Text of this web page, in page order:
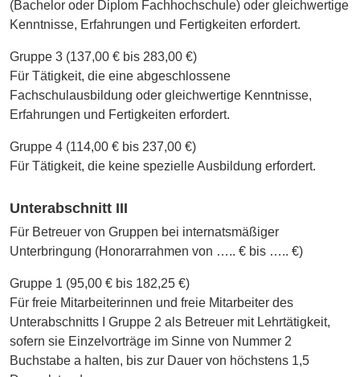
(Bachelor oder Diplom Fachhochschule) oder gleichwertige
Kenntnisse, Erfahrungen und Fertigkeiten erfordert.
Gruppe 3 (137,00 € bis 283,00 €)
Für Tätigkeit, die eine abgeschlossene
Fachschulausbildung oder gleichwertige Kenntnisse,
Erfahrungen und Fertigkeiten erfordert.
Gruppe 4 (114,00 € bis 237,00 €)
Für Tätigkeit, die keine spezielle Ausbildung erfordert.
Unterabschnitt III
Für Betreuer von Gruppen bei internatsmäßiger
Unterbringung (Honorarrahmen von ….. € bis ….. €)
Gruppe 1 (95,00 € bis 182,25 €)
Für freie Mitarbeiterinnen und freie Mitarbeiter des
Unterabschnitts I Gruppe 2 als Betreuer mit Lehrtätigkeit,
sofern sie Einzelvorträge im Sinne von Nummer 2
Buchstabe a halten, bis zur Dauer von höchstens 1,5